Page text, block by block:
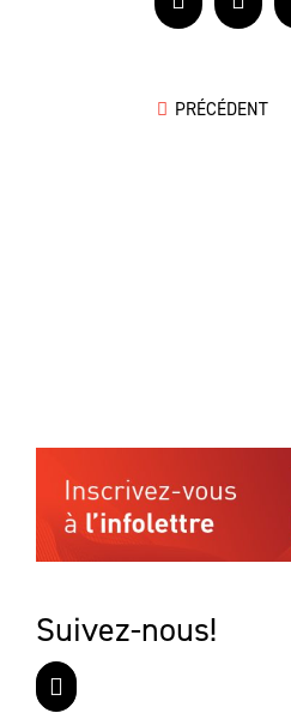
Facebook
X
PRÉCÉDENT
Suivez-nous!